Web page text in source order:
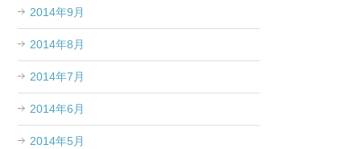
2014年9月
2014年8月
2014年7月
2014年6月
2014年5月